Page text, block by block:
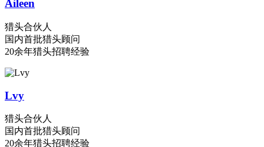
Aileen
猎头合伙人
国内首批猎头顾问
20余年猎头招聘经验
Lvy
猎头合伙人
国内首批猎头顾问
20余年猎头招聘经验